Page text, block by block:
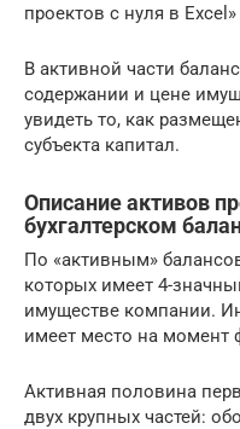
проектов с нуля в
В активной части
содержании и цене
увидеть то, как
субъекта капитал.
Описание активов
бухгалтерском
По «активным»
которых имеет 4-
имуществе компании.
имеет место на момент
Активная половина
двух крупных частей: